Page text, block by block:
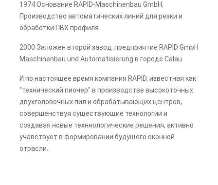
1974 Основание RAPID-Maschinenbau GmbH.
Производство автоматических линий для резки и
обработки ПВХ профиля.
2000 Заложен второй завод, предприятие RAPID GmbH
Maschinenbau und Automatisierung в городе Calau.
И по настоящее время компания RAPID, известная как
"технический пионер" в производстве высокоточных
двухголовочных пил и обрабатывающих центров,
совершенствуя существующие технологии и
создавая новые техннологические решения, активно
учавствует в формировании будущего оконной
отрасли.